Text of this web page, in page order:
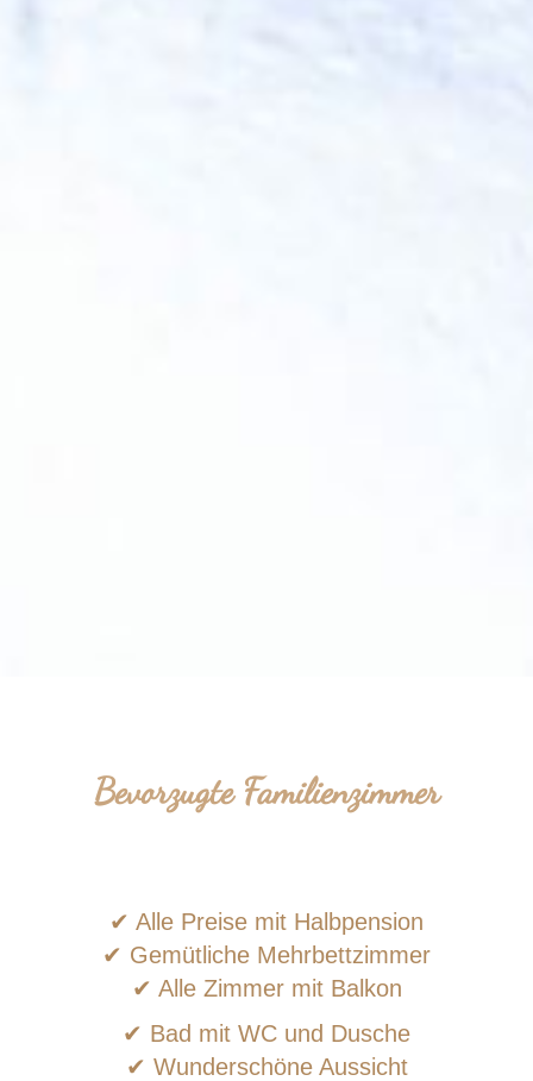
Bevorzugte Familienzimmer
✔ Alle Preise mit Halbpension
✔ Gemütliche Mehrbettzimmer
✔ Alle Zimmer mit Balkon
✔ Bad mit WC und Dusche
✔ Wunderschöne Aussicht